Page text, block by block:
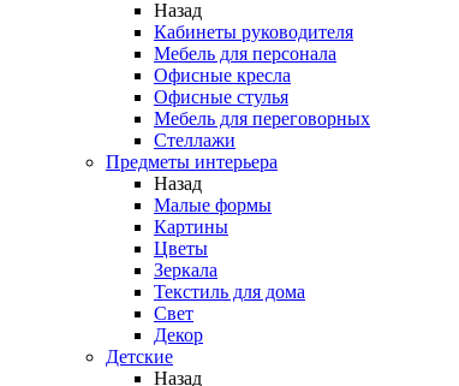
Назад
Кабинеты руководителя
Мебель для персонала
Офисные кресла
Офисные стулья
Мебель для переговорных
Стеллажи
Предметы интерьера
Назад
Малые формы
Картины
Цветы
Зеркала
Текстиль для дома
Свет
Декор
Детские
Назад